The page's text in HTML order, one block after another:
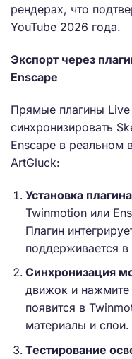
рендерах, что
YouTube 2026 года.
Экспорт через
Enscape
Прямые плагины
синхронизировать
Enscape в реальном
ArtGluck:
Установка плагина
Twinmotion или
Плагин
поддерживается
Синхронизация
движок и нажмите
появится в
материалы и слои.
Тестирование